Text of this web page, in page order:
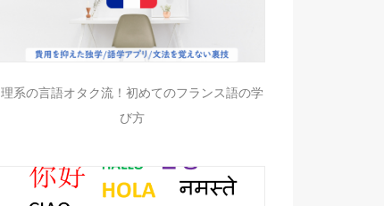
理系の言語オタク流！初めてのフランス語の学
び方